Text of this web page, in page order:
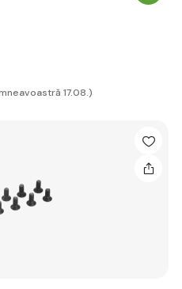
17.08.)